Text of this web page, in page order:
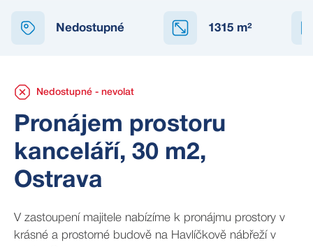
Nedostupné 1315 m²
Nedostupné - nevolat
Pronájem prostoru
kanceláří, 30 m2,
Ostrava
V zastoupení majitele nabízíme k pronájmu prostory v
krásné a prostorné budově na Havlíčkově nábřeží v